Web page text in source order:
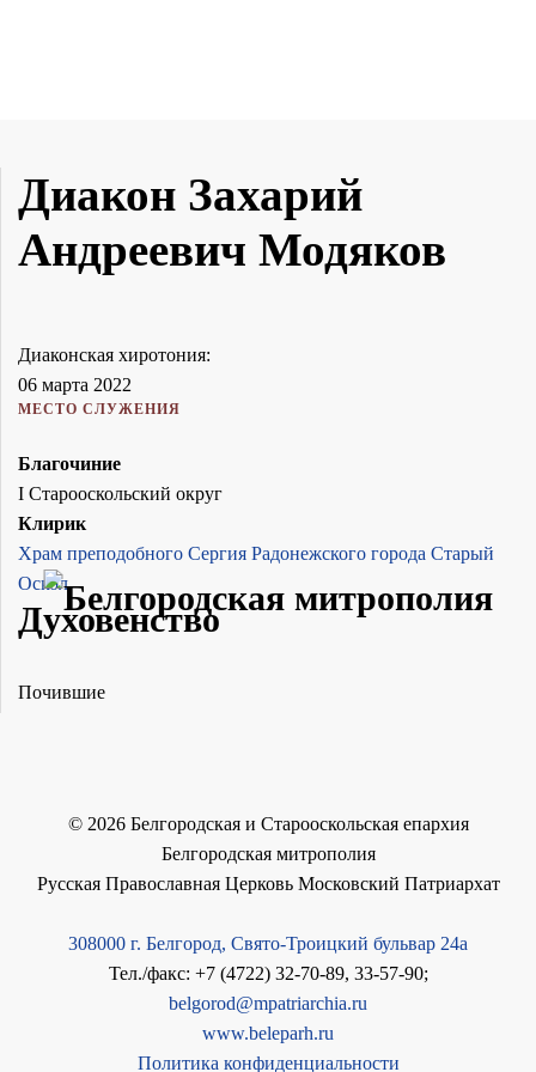
Диакон Захарий
Андреевич Модяков
Диаконская хиротония:
06 марта 2022
МЕСТО СЛУЖЕНИЯ
Благочиние
I Старооскольский округ
Клирик
Храм преподобного Сергия Радонежского города Старый
Оскол
Духовенство
Почившие
© 2026Белгородская и Старооскольская епархия
Белгородская митрополия
Русская Православная Церковь Московский Патриархат
308000 г. Белгород, Свято-Троицкий бульвар 24а
Тел./факс: +7 (4722) 32-70-89, 33-57-90;
belgorod@mpatriarchia.ru
www.beleparh.ru
Политика конфиденциальности